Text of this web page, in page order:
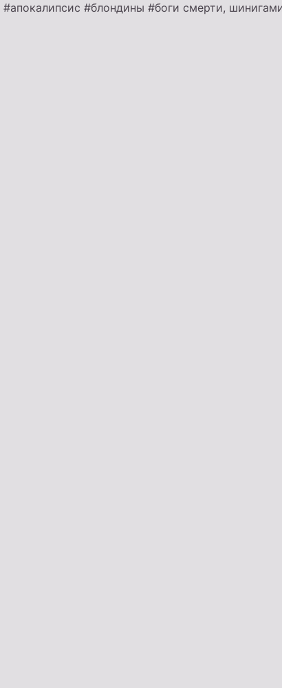
#апокалипсис #блондины #боги смерти,